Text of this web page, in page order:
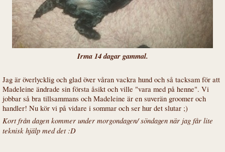
Irma 14 dagar gammal.
Jag är överlycklig och glad över våran vackra hund och så tacksam för att
Madeleine ändrade sin första åsikt och ville "vara med på henne". Vi
jobbar så bra tillsammans och Madeleine är en suverän groomer och
handler! Nu kör vi på vidare i sommar och ser hur det slutar ;)
Kort från dagen kommer under morgondagen/ söndagen när jag får lite
teknisk hjälp med det :D